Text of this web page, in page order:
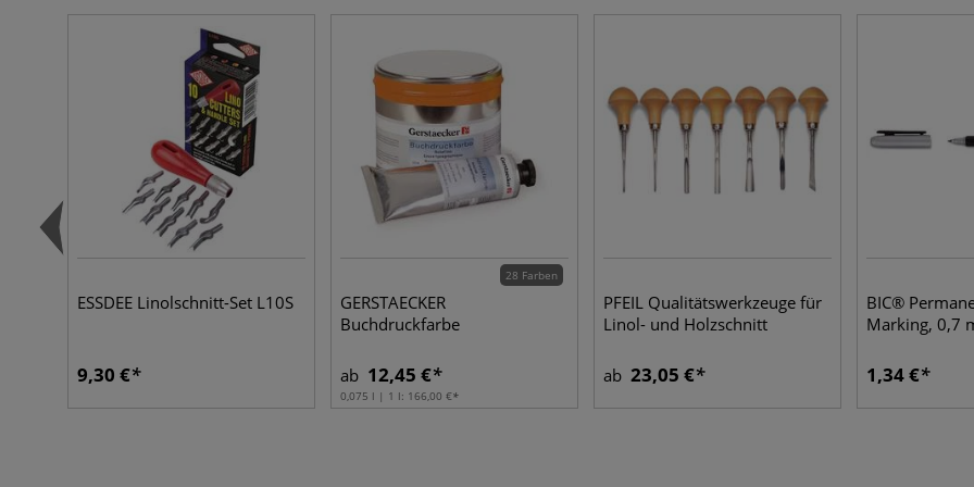
ESSDEE Linolschnitt-Set L10S
9,30 €
28 Farben
GERSTAECKER
Buchdruckfarbe
ab 12,45 €
0,075 l | 1 l: 166,00 €
PFEIL Qualitätswerkzeuge für
Linol- und Holzschnitt
ab 23,05 €
BIC®
Marking, 0,7
1,34 €